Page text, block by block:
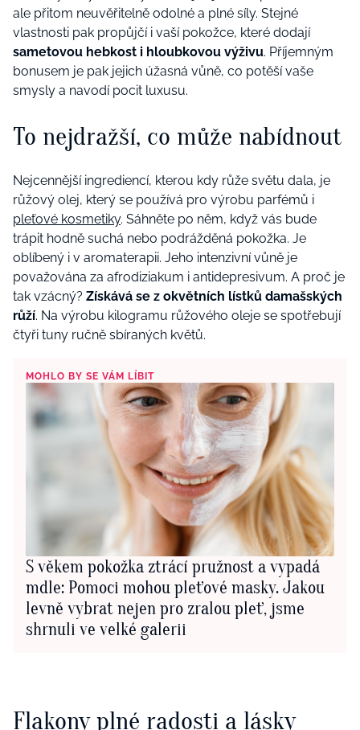
ale přitom neuvěřitelně odolné a plné síly. Stejné
vlastnosti pak propůjčí i vaší pokožce, které dodají
sametovou hebkost i hloubkovou výživu. Příjemným
bonusem je pak jejich úžasná vůně, co potěší vaše
smysly a navodí pocit luxusu.
To nejdražší, co může nabídnout
Nejcennější ingrediencí, kterou kdy růže světu dala, je
růžový olej, který se používá pro výrobu parfémů i
pleťové kosmetiky. Sáhněte po něm, když vás bude
trápit hodně suchá nebo podrážděná pokožka. Je
oblíbený i v aromaterapii. Jeho intenzivní vůně je
považována za afrodiziakum i antidepresivum. A proč je
tak vzácný? Získává se z okvětních lístků damašských
růží. Na výrobu kilogramu růžového oleje se spotřebují
čtyři tuny ručně sbíraných květů.
MOHLO BY SE VÁM LÍBIT
S věkem pokožka ztrácí pružnost a vypadá
mdle: Pomoci mohou pleťové masky. Jakou
levně vybrat nejen pro zralou pleť, jsme
shrnuli ve velké galerii
Flakony plné radosti a lásky